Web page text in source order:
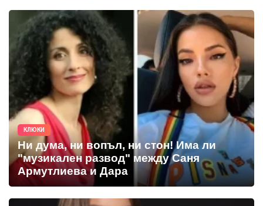
КЛЮКИ
Ни дума, ни вопъл, ни стон! Има ли
"музикален развод" между Саня
Армутлиева и Дара